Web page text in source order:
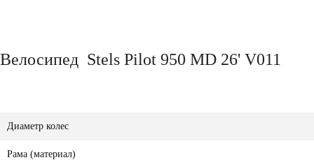
Велосипед Stels Pilot 950 MD 26' V011
Диаметр колес
Рама (материал)